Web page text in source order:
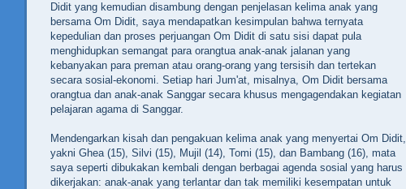
Didit yang kemudian disambung dengan penjelasan kelima anak yang
bersama Om Didit, saya mendapatkan kesimpulan bahwa ternyata
kepedulian dan proses perjuangan Om Didit di satu sisi dapat pula
menghidupkan semangat para orangtua anak-anak jalanan yang
kebanyakan para preman atau orang-orang yang tersisih dan tertekan
secara sosial-ekonomi. Setiap hari Jum'at, misalnya, Om Didit bersama
orangtua dan anak-anak Sanggar secara khusus mengagendakan kegiatan
pelajaran agama di Sanggar.
Mendengarkan kisah dan pengakuan kelima anak yang menyertai Om Didit,
yakni Ghea (15), Silvi (15), Mujil (14), Tomi (15), dan Bambang (16), mata
saya seperti dibukakan kembali dengan berbagai agenda sosial yang harus
dikerjakan: anak-anak yang terlantar dan tak memiliki kesempatan untuk